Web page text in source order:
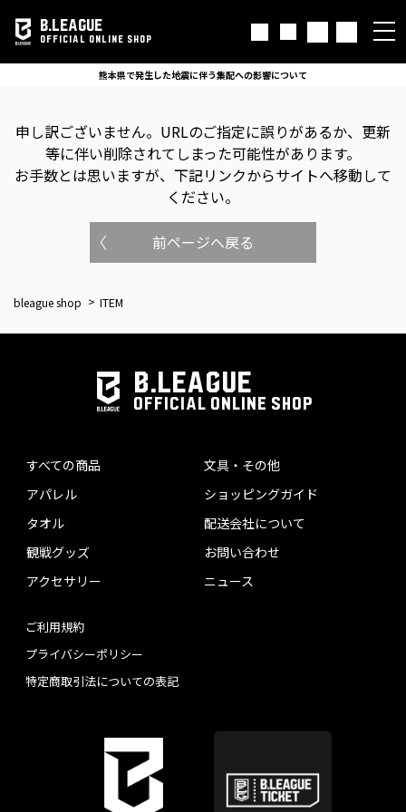
B.LEAGUE
OFFICIAL ONLINE SHOP
熊本県で発生した地震に伴う集配への影響について
申し訳ございません。 URLのご指定に誤りがあるか、更新
等に伴い削除されてしまった可能性があります。
お手数とは思いますが、下記リンクからサイトへ移動して
ください。
前ページへ戻る
bleague shop ITEM
B.LEAGUE
OFFICIAL ONLINE SHOP
すべての商品
アパレル
タオル
観戦グッズ
アクセサリー
文具・その他
ショッピングガイド
配送会社について
お問い合わせ
ニュース
ご利用規約
プライバシーポリシー
特定商取引法についての表記